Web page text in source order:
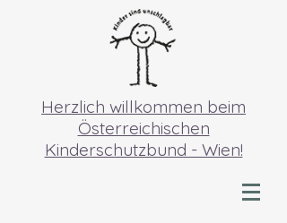
Herzlich willkommen beim
Österreichischen
Kinderschutzbund - Wien!